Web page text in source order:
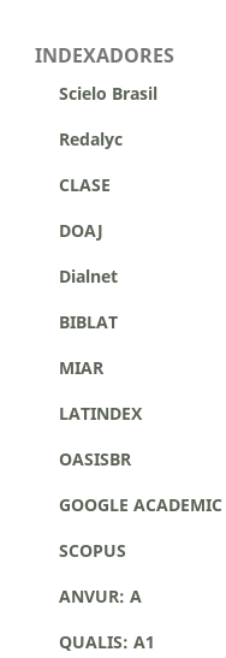
INDEXADORES
Scielo Brasil
Redalyc
CLASE
DOAJ
Dialnet
BIBLAT
MIAR
LATINDEX
OASISBR
GOOGLE ACADEMIC
SCOPUS
ANVUR: A
QUALIS: A1